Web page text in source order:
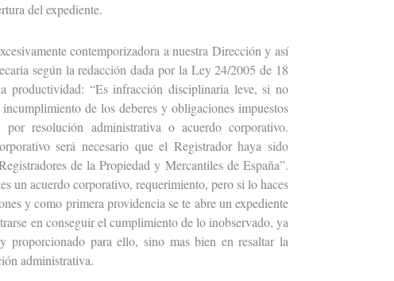
del expediente.
contemporizadora a nuestra Dirección y así
según la redacción dada por la Ley 24/2005 de 18
productividad: “Es infracción disciplinaria leve, si no
de los deberes y obligaciones impuestos
resolución administrativa o acuerdo corporativo.
será necesario que el Registrador haya sido
de la Propiedad y Mercantiles de España”.
un acuerdo corporativo, requerimiento, pero si lo haces
y como primera providencia se te abre un expediente
en conseguir el cumplimiento de lo inobservado, ya
proporcionado para ello, sino mas bien en resaltar la
administrativa.